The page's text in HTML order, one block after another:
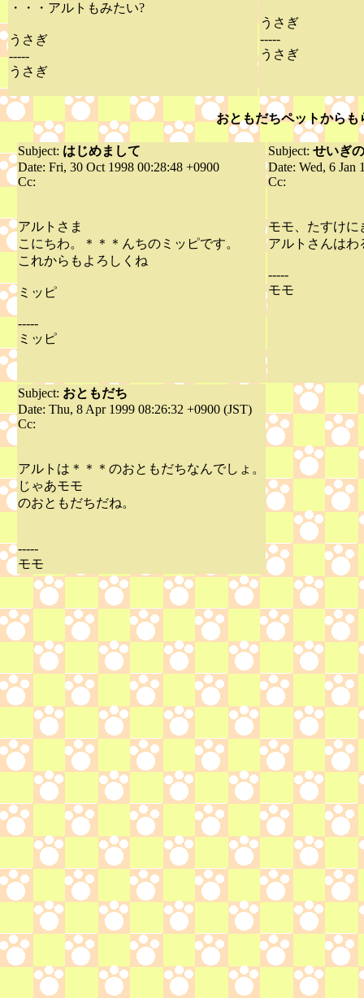
・・・アルトもみたい?
うさぎ
-----
うさぎ
うさぎ
-----
うさぎ
おともだちペットから
Subject: はじめまして
Date: Fri, 30 Oct 1998 00:28:48 +0900
Cc:
アルトさま
こにちわ。＊＊＊んちのミッピです。
これからもよろしくね
ミッピ
-----
ミッピ
Subject: せいぎ
Date: Wed, 6 Jan
Cc:
モモ、たすけに
アルトさんはわ
-----
モモ
Subject: おともだち
Date: Thu, 8 Apr 1999 08:26:32 +0900 (JST)
Cc:
アルトは＊＊＊のおともだちなんでしょ。
じゃあモモ
のおともだちだね。
-----
モモ